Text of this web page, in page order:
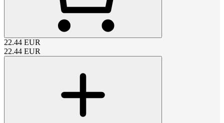
22.44 EUR
22.44 EUR